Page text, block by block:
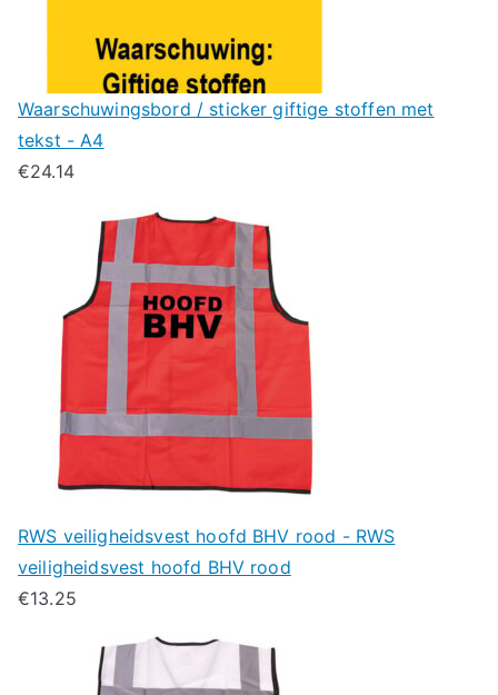
Waarschuwingsbord / sticker giftige stoffen met
tekst - A4
€24.14
RWS veiligheidsvest hoofd BHV rood - RWS
veiligheidsvest hoofd BHV rood
€13.25